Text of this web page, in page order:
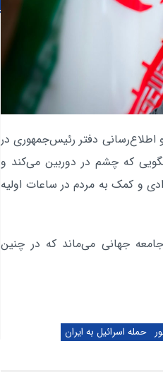
اطلاع‌رسانی دفتر رئیس‌جمهوری در
که چشم در دوربین می‌کند و
برای آزادی و کمک به مردم در ساعات اولیه
جهانی می‌ماند که در چنین
حمله اسرائیل به ایران